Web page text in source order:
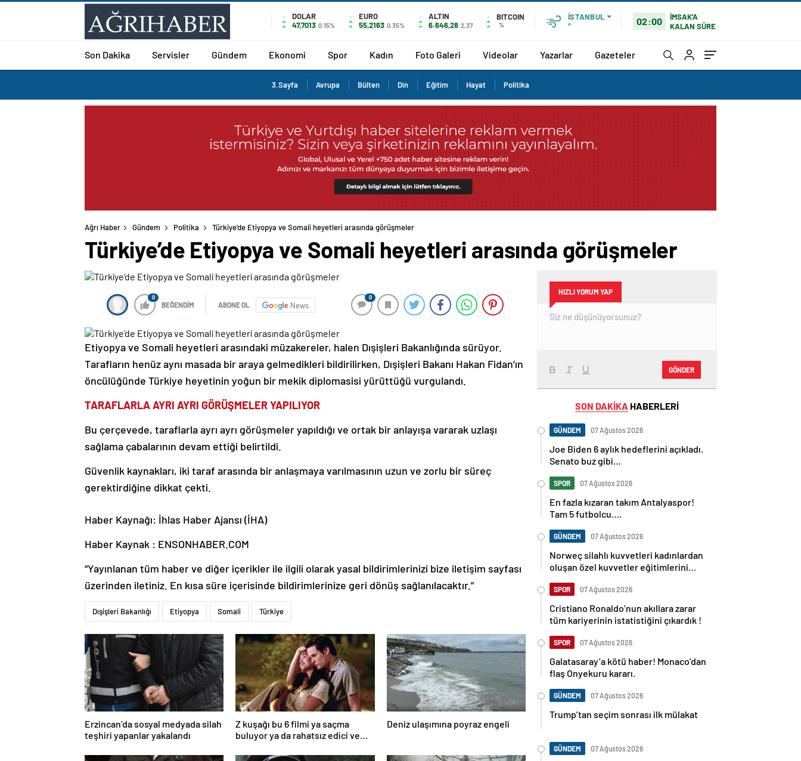
DOLAR
47,7013 0.15%
EURO
55,2163 0.35%
ALTIN
6.646,28 2,37
BITCOIN
%
İSTANBUL
°
02:00
İMSAK'A
KALAN SÜRE
Son Dakika Servisler Gündem Ekonomi Spor Kadın Foto Galeri Videolar Yazarlar Gazeteler
3.Sayfa Avrupa Bülten Din Eğitim Hayat Politika
Ağrı Haber Gündem Politika Türkiye’de Etiyopya ve Somali heyetleri arasında görüşmeler
Türkiye’de Etiyopya ve Somali heyetleri arasında görüşmeler
0
BEĞENDİM ABONE OL News
0
Etiyopya ve Somali heyetleri arasındaki müzakereler, halen Dışişleri Bakanlığında sürüyor.
Tarafların henüz aynı masada bir araya gelmedikleri bildirilirken, Dışişleri Bakanı Hakan Fidan’ın
öncülüğünde Türkiye heyetinin yoğun bir mekik diplomasisi yürüttüğü vurgulandı.
TARAFLARLA AYRI AYRI GÖRÜŞMELER YAPILIYOR
Bu çerçevede, taraflarla ayrı ayrı görüşmeler yapıldığı ve ortak bir anlayışa vararak uzlaşı
sağlama çabalarının devam ettiği belirtildi.
Güvenlik kaynakları, iki taraf arasında bir anlaşmaya varılmasının uzun ve zorlu bir süreç
gerektirdiğine dikkat çekti.
Haber Kaynağı: İhlas Haber Ajansı (İHA)
Haber Kaynak : ENSONHABER.COM
“Yayınlanan tüm haber ve diğer içerikler ile ilgili olarak yasal bildirimlerinizi bize iletişim sayfası
üzerinden iletiniz. En kısa süre içerisinde bildirimlerinize geri dönüş sağlanılacaktır.”
Dışişleri Bakanlığı Etiyopya Somali Türkiye
Erzincan’da sosyal medyada silah
teşhiri yapanlar yakalandı
Z kuşağı bu 6 filmi ya saçma
buluyor ya da rahatsız edici ve
Deniz ulaşımına poyraz engeli
HIZLI YORUM YAP
GÖNDER
SON DAKİKA HABERLERİ
GÜNDEM 07 Ağustos 2026
Joe Biden 6 aylık hedeflerini açıkladı.
Senato buz gibi…
SPOR 07 Ağustos 2026
En fazla kızaran takım Antalyaspor!
Tam 5 futbolcu….
GÜNDEM 07 Ağustos 2026
Norweç silahlı kuvvetleri kadınlardan
oluşan özel kuvvetler eğitimlerini
SPOR 07 Ağustos 2026
Cristiano Ronaldo’nun akıllara zarar
tüm kariyerinin istatistiğini çıkardık !
SPOR 07 Ağustos 2026
Galatasaray’a kötü haber! Monaco’dan
flaş Onyekuru kararı.
GÜNDEM 07 Ağustos 2026
Trump’tan seçim sonrası ilk mülakat
GÜNDEM 07 Ağustos 2026